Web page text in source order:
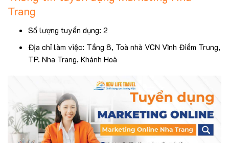
Trang
Số lượng tuyển dụng: 2
Địa chỉ làm việc: Tầng 8, Toà nhà VCN Vĩnh Điềm Trung,
TP. Nha Trang, Khánh Hoà